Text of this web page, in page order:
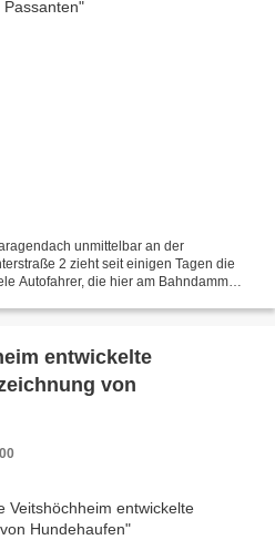
unmittelbar an der
2 zieht seit einigen Tagen die
Autofahrer, die hier am Bahndamm
entwickelte
von